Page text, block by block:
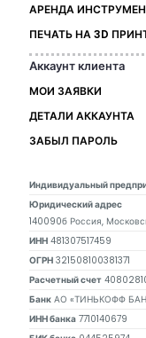
АРЕНДА
ПЕЧАТЬ НА 3D
Аккаунт клиента
МОИ ЗАЯВКИ
ДЕТАЛИ АККАУНТА
ЗАБЫЛ ПАРОЛЬ
Индивидуальный
Юридический адрес
140090б Россия,
ИНН 481307517459
ОГРН 321508100381371
Расчетный счет
Банк АО «ТИНЬКОФФ
ИНН банка 7710140679